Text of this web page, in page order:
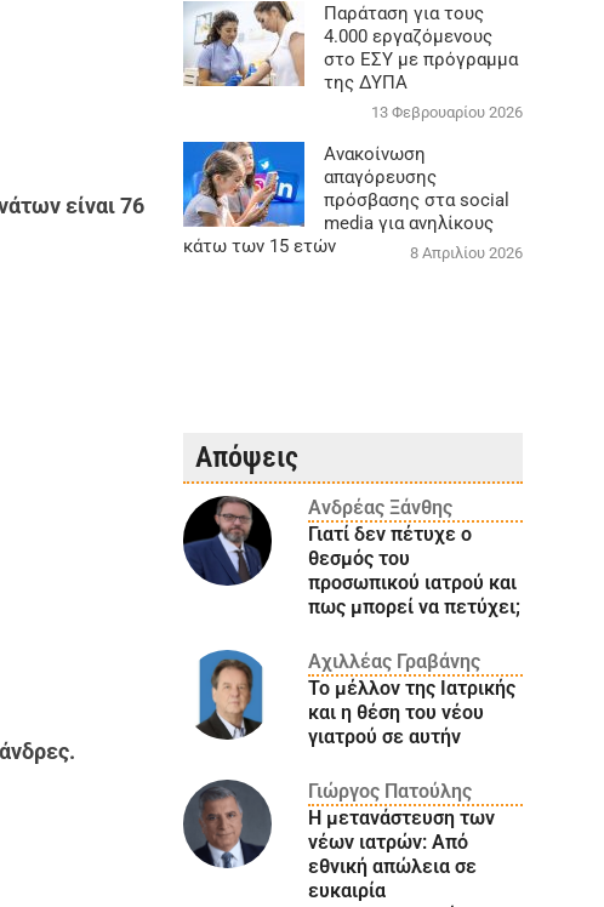
είναι 76
Παράταση για τους
4.000 εργαζόμενους
στο ΕΣΥ με πρόγραμμα
της ΔΥΠΑ
13 Φεβρουαρίου 2026
Ανακοίνωση
απαγόρευσης
πρόσβασης στα social
media για ανηλίκους
κάτω των 15 ετών
8 Απριλίου 2026
Απόψεις
Ανδρέας Ξάνθης
Γιατί δεν πέτυχε ο
θεσμός του
προσωπικού ιατρού και
πως μπορεί να πετύχει;
Αχιλλέας Γραβάνης
Το μέλλον της Ιατρικής
και η θέση του νέου
γιατρού σε αυτήν
Γιώργος Πατούλης
Η μετανάστευση των
νέων ιατρών: Aπό
εθνική απώλεια σε
ευκαιρία